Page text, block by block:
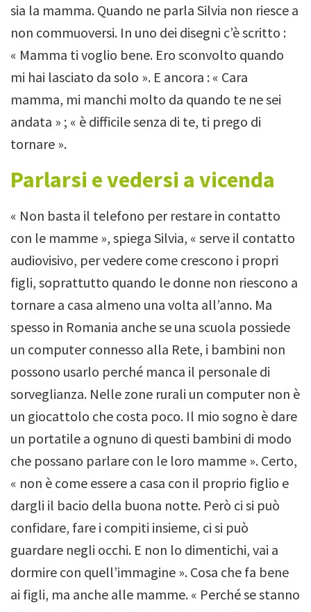
sia la mamma. Quando ne parla Silvia non riesce a
non commuoversi. In uno dei disegni c’è scritto :
« Mamma ti voglio bene. Ero sconvolto quando
mi hai lasciato da solo ». E ancora : « Cara
mamma, mi manchi molto da quando te ne sei
andata » ; « è difficile senza di te, ti prego di
tornare ».
Parlarsi e vedersi a vicenda
« Non basta il telefono per restare in contatto
con le mamme », spiega Silvia, « serve il contatto
audiovisivo, per vedere come crescono i propri
figli, soprattutto quando le donne non riescono a
tornare a casa almeno una volta all’anno. Ma
spesso in Romania anche se una scuola possiede
un computer connesso alla Rete, i bambini non
possono usarlo perché manca il personale di
sorveglianza. Nelle zone rurali un computer non è
un giocattolo che costa poco. Il mio sogno è dare
un portatile a ognuno di questi bambini di modo
che possano parlare con le loro mamme ». Certo,
« non è come essere a casa con il proprio figlio e
dargli il bacio della buona notte. Però ci si può
confidare, fare i compiti insieme, ci si può
guardare negli occhi. E non lo dimentichi, vai a
dormire con quell’immagine ». Cosa che fa bene
ai figli, ma anche alle mamme. « Perché se stanno